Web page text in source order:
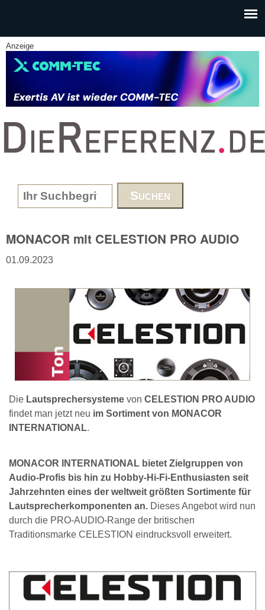
Anzeige
www.DieReferenz.de
Search form
MONACOR mit CELESTION PRO AUDIO
01.09.2023
Die Lautsprechersysteme von CELESTION PRO AUDIO
findet man jetzt neu im Sortiment von MONACOR
INTERNATIONAL.
MONACOR INTERNATIONAL bietet Zielgruppen von
Audio-Profis bis hin zu Hobby-Hi-Fi-Enthusiasten seit
Jahrzehnten eines der weltweit größten Sortimente für
Lautsprecherkomponenten an. Dieses Angebot wird nun
durch die PRO-AUDIO-Range der britischen
Traditionsmarke CELESTION eindrucksvoll erweitert.